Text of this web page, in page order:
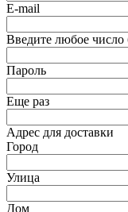
E-mail
Введите любое число
Пароль
Еще раз
Адрес для доставки
Город
Улица
Дом